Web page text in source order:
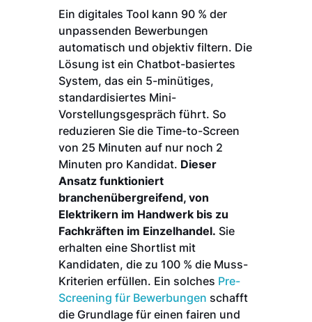
Ein digitales Tool kann 90 % der
unpassenden Bewerbungen
automatisch und objektiv filtern. Die
Lösung ist ein Chatbot-basiertes
System, das ein 5-minütiges,
standardisiertes Mini-
Vorstellungsgespräch führt. So
reduzieren Sie die Time-to-Screen
von 25 Minuten auf nur noch 2
Minuten pro Kandidat. Dieser
Ansatz funktioniert
branchenübergreifend, von
Elektrikern im Handwerk bis zu
Fachkräften im Einzelhandel. Sie
erhalten eine Shortlist mit
Kandidaten, die zu 100 % die Muss-
Kriterien erfüllen. Ein solches Pre-
Screening für Bewerbungen schafft
die Grundlage für einen fairen und